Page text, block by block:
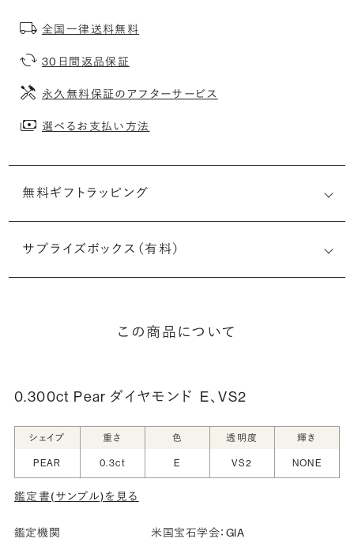
全国一律送料無料
30日間返品保証
永久無料保証のアフターサービス
選べるお支払い方法
無料ギフトラッピング
サプライズボックス（有料）
この商品について
0.300ct Pear ダイヤモンド E、VS2
シェイプ 重さ 色 透明度 輝き
PEAR 0.3ct E VS2 NONE
鑑定書(サンプル)を見る
鑑定機関 米国宝石学会：GIA